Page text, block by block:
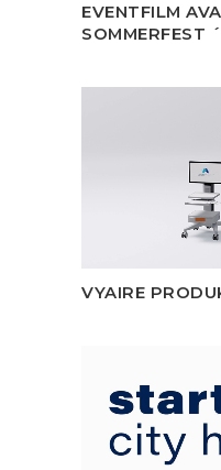
EVENTFILM
SOMMERFEST
VYAIRE